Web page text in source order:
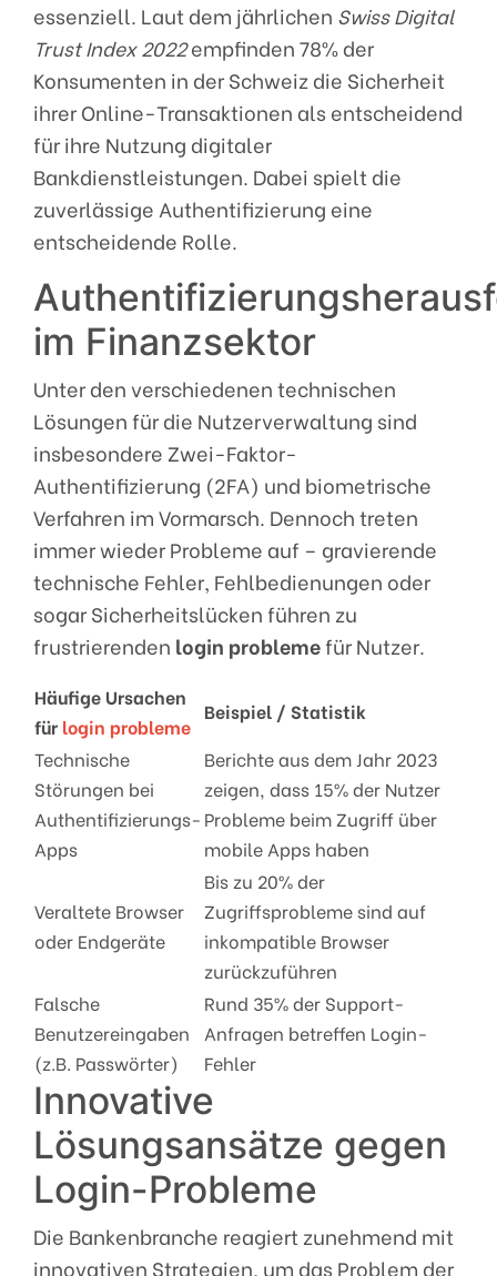
essenziell. Laut dem jährlichen Swiss Digital
Trust Index 2022empfinden 78% der
Konsumenten in der Schweiz die Sicherheit
ihrer Online-Transaktionen als entscheidend
für ihre Nutzung digitaler
Bankdienstleistungen. Dabei spielt die
zuverlässige Authentifizierung eine
entscheidende Rolle.
im Finanzsektor
Unter den verschiedenen technischen
Lösungen für die Nutzerverwaltung sind
insbesondere Zwei-Faktor-
Authentifizierung (2FA) und biometrische
Verfahren im Vormarsch. Dennoch treten
immer wieder Probleme auf – gravierende
technische Fehler, Fehlbedienungen oder
sogar Sicherheitslücken führen zu
frustrierenden login problemefür Nutzer.
Häufige Ursachen
für login probleme
Beispiel / Statistik
Technische
Störungen bei
Authentifizierungs-
Apps
Berichte aus dem Jahr 2023
zeigen, dass 15% der Nutzer
Probleme beim Zugriff über
mobile Apps haben
Veraltete Browser
oder Endgeräte
Bis zu 20% der
Zugriffsprobleme sind auf
inkompatible Browser
zurückzuführen
Falsche
Benutzereingaben
(z.B. Passwörter)
Rund 35% der Support-
Anfragen betreffen Login-
Fehler
Innovative
Lösungsansätze gegen
Login-Probleme
Die Bankenbranche reagiert zunehmend mit
innovativen Strategien, um das Problem der